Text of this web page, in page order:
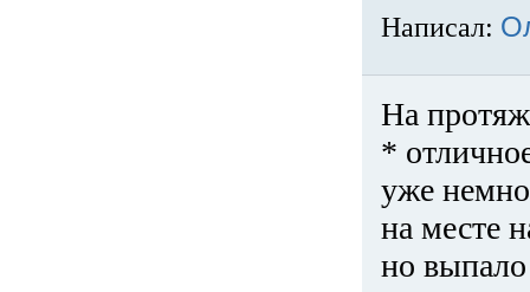
Написал:
На
*
уже
на месте
но